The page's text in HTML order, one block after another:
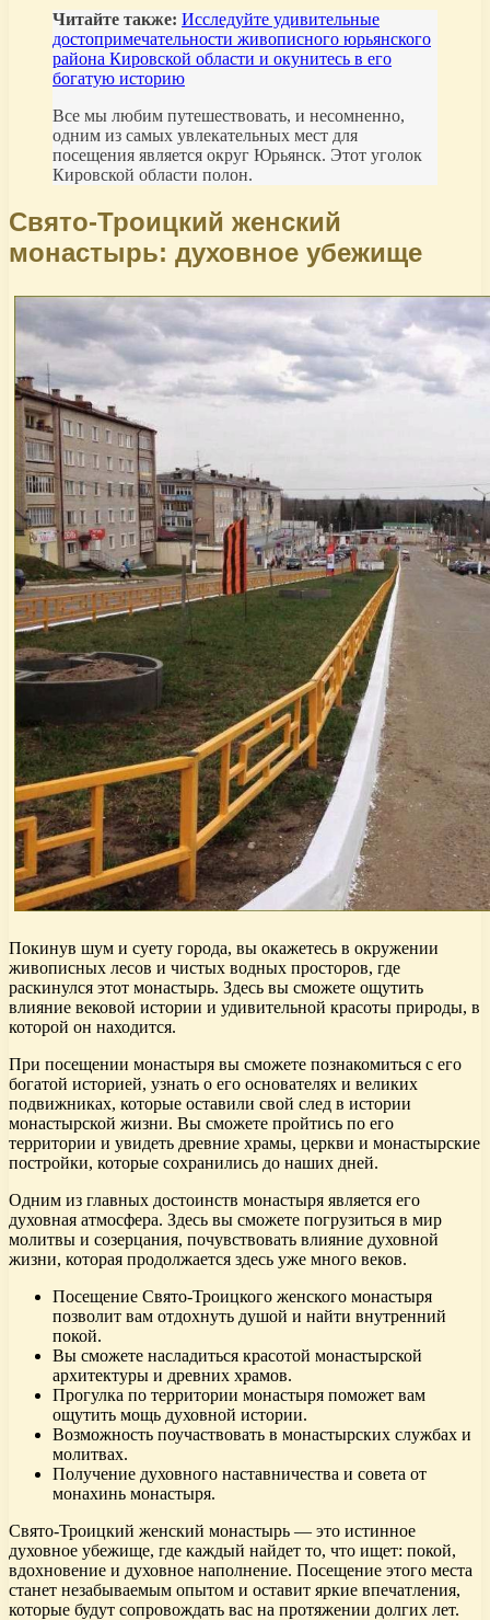
Читайте также: Исследуйте удивительные
достопримечательности живописного юрьянского
района Кировской области и окунитесь в его
богатую историю
Все мы любим путешествовать, и несомненно,
одним из самых увлекательных мест для
посещения является округ Юрьянск. Этот уголок
Кировской области полон.
Свято-Троицкий женский
монастырь: духовное убежище
Покинув шум и суету города, вы окажетесь в окружении
живописных лесов и чистых водных просторов, где
раскинулся этот монастырь. Здесь вы сможете ощутить
влияние вековой истории и удивительной красоты природы, в
которой он находится.
При посещении монастыря вы сможете познакомиться с его
богатой историей, узнать о его основателях и великих
подвижниках, которые оставили свой след в истории
монастырской жизни. Вы сможете пройтись по его
территории и увидеть древние храмы, церкви и монастырские
постройки, которые сохранились до наших дней.
Одним из главных достоинств монастыря является его
духовная атмосфера. Здесь вы сможете погрузиться в мир
молитвы и созерцания, почувствовать влияние духовной
жизни, которая продолжается здесь уже много веков.
Посещение Свято-Троицкого женского монастыря
позволит вам отдохнуть душой и найти внутренний
покой.
Вы сможете насладиться красотой монастырской
архитектуры и древних храмов.
Прогулка по территории монастыря поможет вам
ощутить мощь духовной истории.
Возможность поучаствовать в монастырских службах и
молитвах.
Получение духовного наставничества и совета от
монахинь монастыря.
Свято-Троицкий женский монастырь — это истинное
духовное убежище, где каждый найдет то, что ищет: покой,
вдохновение и духовное наполнение. Посещение этого места
станет незабываемым опытом и оставит яркие впечатления,
которые будут сопровождать вас на протяжении долгих лет.